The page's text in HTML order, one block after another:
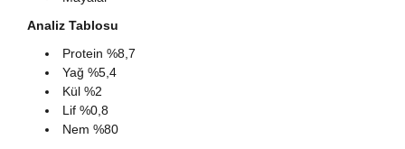
Analiz Tablosu
Protein %8,7
Yağ %5,4
Kül %2
Lif %0,8
Nem %80